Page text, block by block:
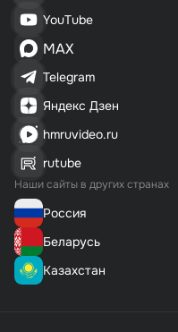
YouTube
MAX
Telegram
Яндекс Дзен
hmruvideo.ru
rutube
Наши сайты в других странах
Россия
Беларусь
Казахстан